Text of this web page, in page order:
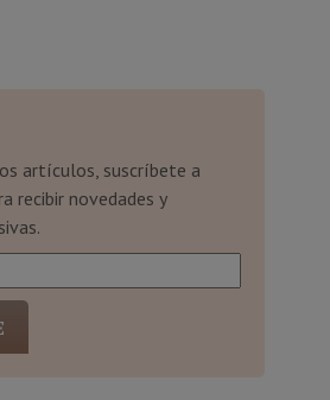
artículos, suscríbete a
recibir novedades y